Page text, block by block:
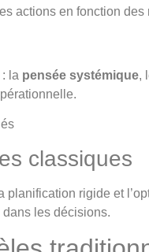
actions en fonction
la pensée systémique,
classiques
rigide et
dans les décisions.